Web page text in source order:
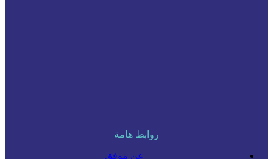
روابط هامة
عن موفق